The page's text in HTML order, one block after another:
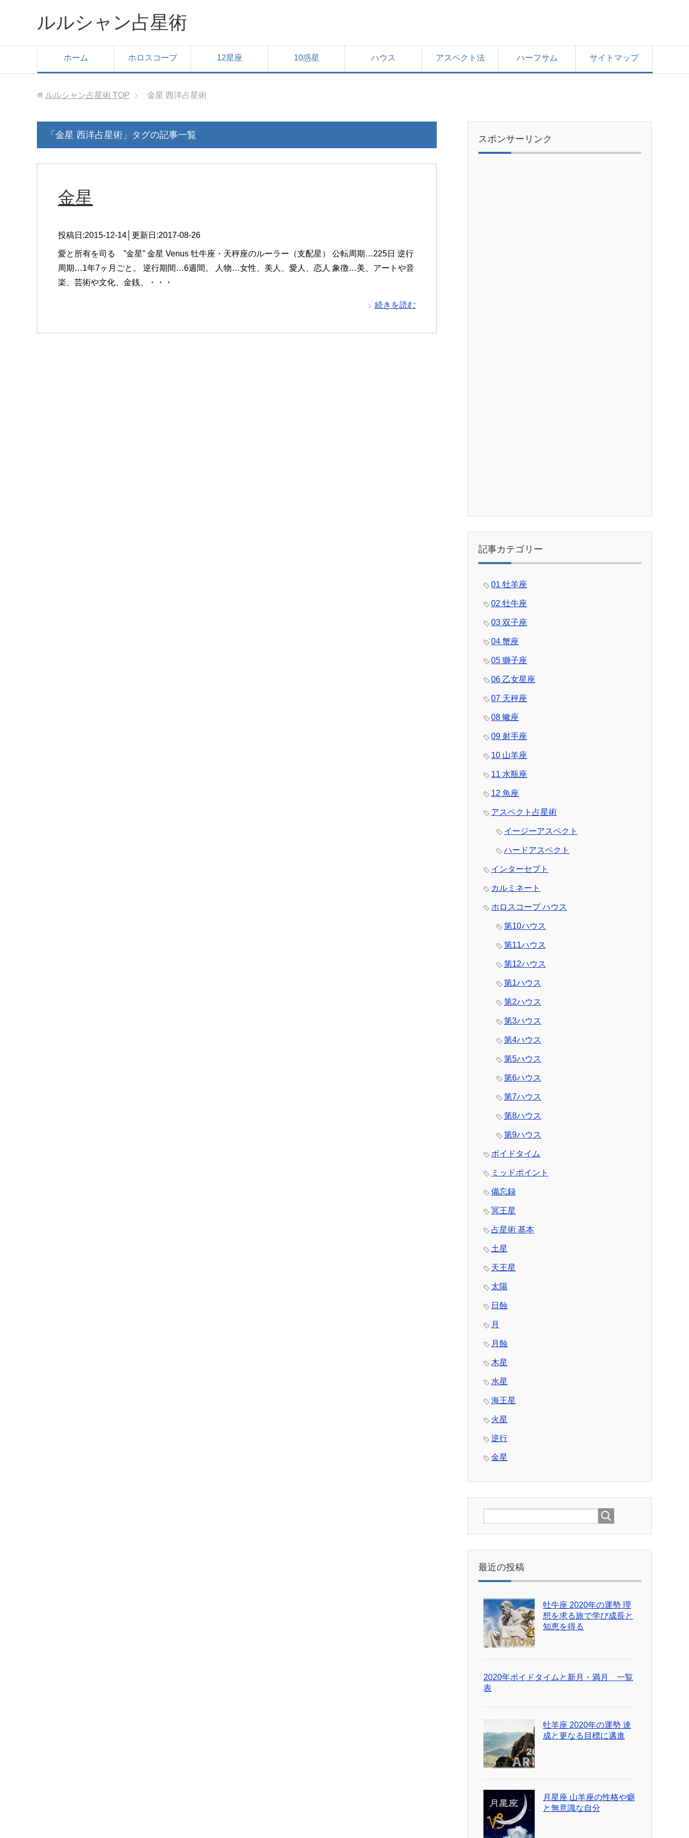
ルルシャン占星術
ホーム ホロスコープ 12星座 10惑星 ハウス アスペクト法 ハーフサム サイトマップ
ルルシャン占星術 TOP 金星 西洋占星術
「金星 西洋占星術」タグの記事一覧
金星
投稿日:2015-12-14│更新日:2017-08-26
愛と所有を司る ”金星” 金星 Venus 牡牛座・天秤座のルーラー（支配星） 公転周期…225日 逆行
周期…1年7ヶ月ごと。 逆行期間…6週間。 人物…女性、美人、愛人、恋人 象徴…美、アートや音
楽、芸術や文化、金銭、・・・
続きを読む
スポンサーリンク
記事カテゴリー
01 牡羊座
02 牡牛座
03 双子座
04 蟹座
05 獅子座
06 乙女星座
07 天秤座
08 蠍座
09 射手座
10 山羊座
11 水瓶座
12 魚座
アスペクト占星術
イージーアスペクト
ハードアスペクト
インターセプト
カルミネート
ホロスコープ ハウス
第10ハウス
第11ハウス
第12ハウス
第1ハウス
第2ハウス
第3ハウス
第4ハウス
第5ハウス
第6ハウス
第7ハウス
第8ハウス
第9ハウス
ボイドタイム
ミッドポイント
備忘録
冥王星
占星術 基本
土星
天王星
太陽
日蝕
月
月蝕
木星
水星
海王星
火星
逆行
金星
最近の投稿
牡牛座 2020年の運勢 理
想を求る旅で学び成長と
知恵を得る
2020年ボイドタイムと新月・満月 一覧
表
牡羊座 2020年の運勢 達
成と更なる目標に邁進
月星座 山羊座の性格や癖
と無意識な自分